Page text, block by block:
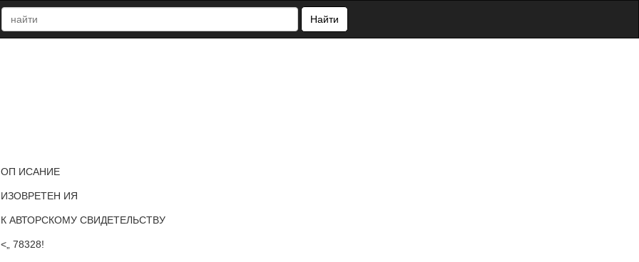
Найти
ОП ИСАНИЕ
ИЗОВРЕТЕН ИЯ
К АВТОРСКОМУ СВИДЕТЕЛЬСТВУ
<„ 78328!